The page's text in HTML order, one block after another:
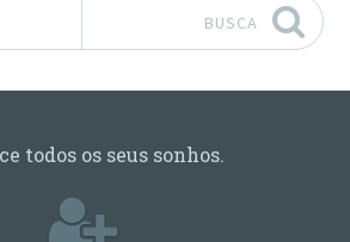
BUSCA
todos os seus sonhos.